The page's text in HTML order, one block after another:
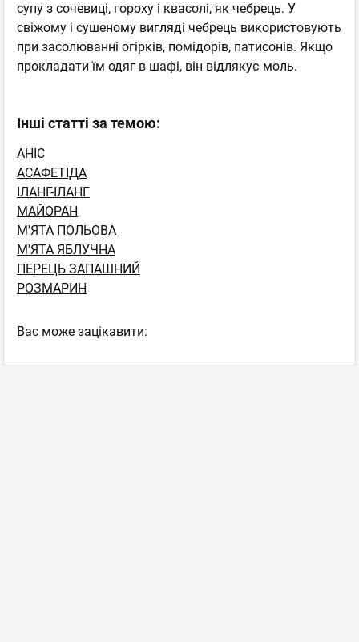
супу з сочевиці, гороху і квасолі, як чебрець. У
свіжому і сушеному вигляді чебрець використовують
при засолюванні огірків, помідорів, патисонів. Якщо
прокладати їм одяг в шафі, він відлякує моль.
Інші статті за темою:
АНІС
АСАФЕТІДА
ІЛАНГ-ІЛАНГ
МАЙОРАН
М'ЯТА ПОЛЬОВА
М'ЯТА ЯБЛУЧНА
ПЕРЕЦЬ ЗАПАШНИЙ
РОЗМАРИН
Вас може зацікавити: